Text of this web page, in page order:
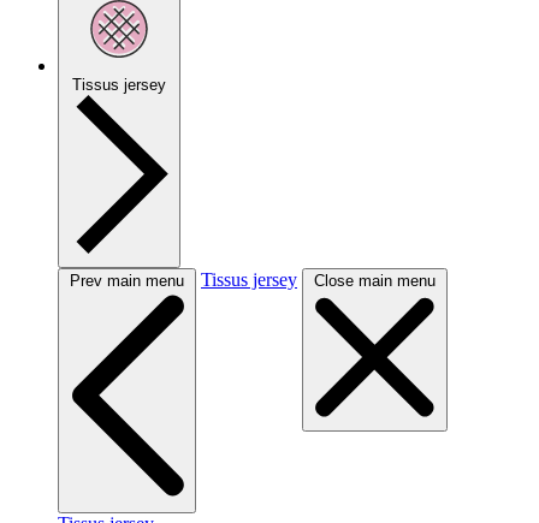
Tissus jersey
Prev main menu Tissus jersey Close main menu